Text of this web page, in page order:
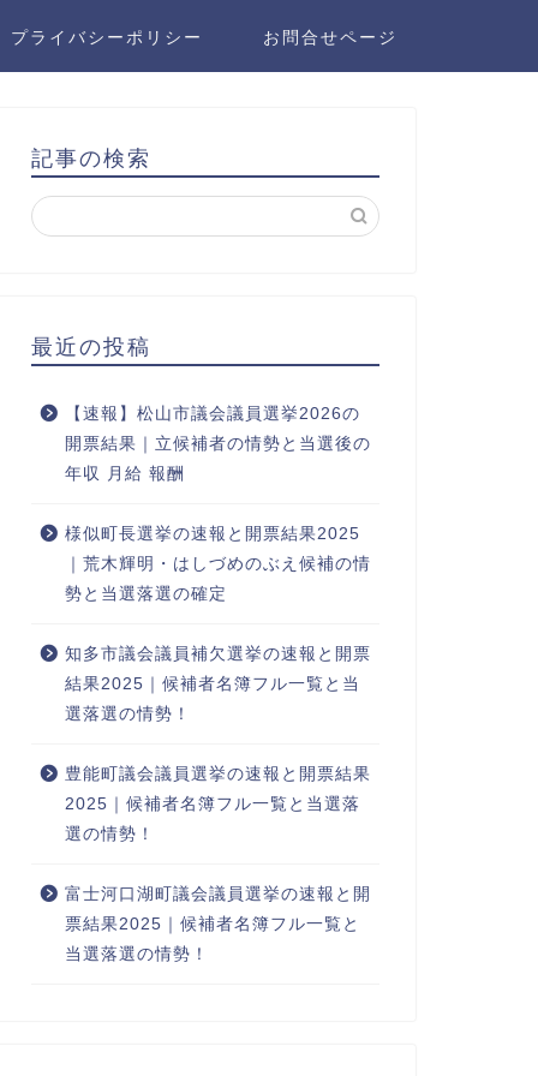
プライバシーポリシー お問合せページ
記事の検索
最近の投稿
【速報】松山市議会議員選挙2026の
開票結果｜立候補者の情勢と当選後の
年収 月給 報酬
様似町長選挙の速報と開票結果2025
｜荒木輝明・はしづめのぶえ候補の情
勢と当選落選の確定
知多市議会議員補欠選挙の速報と開票
結果2025｜候補者名簿フル一覧と当
選落選の情勢！
豊能町議会議員選挙の速報と開票結果
2025｜候補者名簿フル一覧と当選落
選の情勢！
富士河口湖町議会議員選挙の速報と開
票結果2025｜候補者名簿フル一覧と
当選落選の情勢！